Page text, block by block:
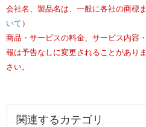
会社名、製品名は、一般に各社の商標
いて ）
商品・サービスの料金、サービス内容
報は予告なしに変更されることがあり
さい。
関連するカテゴリ